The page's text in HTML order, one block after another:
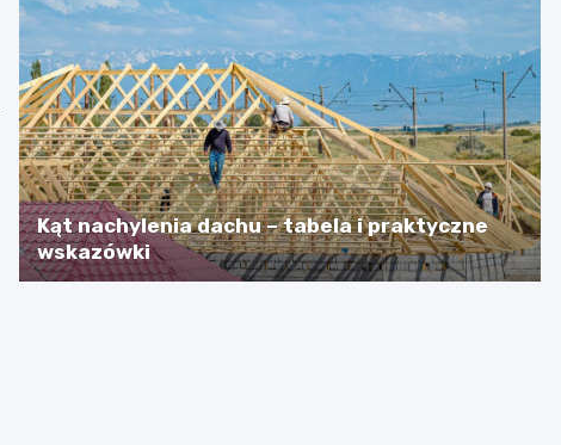
Kąt nachylenia dachu – tabela i praktyczne
wskazówki